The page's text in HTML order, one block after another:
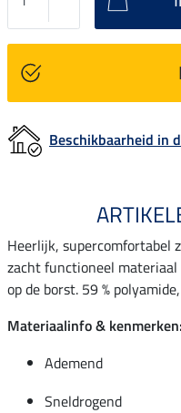
Beschikbaarheid in
Heerlijk, supercomfortabel
zacht functioneel materiaal
op de borst. 59 %
Materiaalinfo & kenmerken:
Ademend
Sneldrogend